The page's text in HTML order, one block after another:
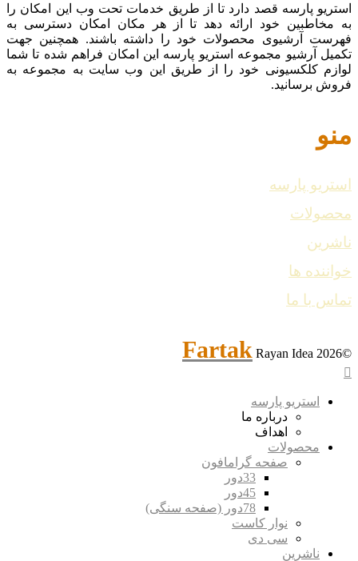
استریو پارسه قصد دارد تا از طریق خدمات تحت وب این امکان را
به مخاطبین خود ارائه دهد تا از هر مکان امکان دسترسی به
فهرست آرشیوی محصولات خود را داشته باشند. همچنین جهت
تکمیل آرشیو مجموعه استریو پارسه این امکان فراهم شده تا شما
لوازم کلکسیونی خود را از طریق این وب سایت به مجموعه به
فروش برسانید.
منو
استریو پارسه
محصولات
ناشرین
خواننده ها
تماس با ما
©2026
FartakRayan Idea
استریو پارسه
درباره ما
اهداف
محصولات
صفحه گرامافون
33دور
45دور
78دور (صفحه سنگی)
نوار کاست
سی دی
ناشرین